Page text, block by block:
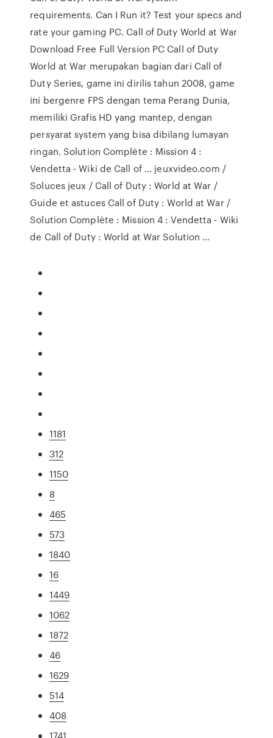
requirements. Can I Run it? Test your specs and
rate your gaming PC. Call of Duty World at War
Download Free Full Version PC Call of Duty
World at War merupakan bagian dari Call of
Duty Series, game ini dirilis tahun 2008, game
ini bergenre FPS dengan tema Perang Dunia,
memiliki Grafis HD yang mantep, dengan
persyarat system yang bisa dibilang lumayan
ringan. Solution Complète : Mission 4 :
Vendetta - Wiki de Call of ... jeuxvideo.com /
Soluces jeux / Call of Duty : World at War /
Guide et astuces Call of Duty : World at War /
Solution Complète : Mission 4 : Vendetta - Wiki
de Call of Duty : World at War Solution ...
1181
312
1150
8
465
573
1840
16
1449
1062
1872
46
1629
514
408
1741